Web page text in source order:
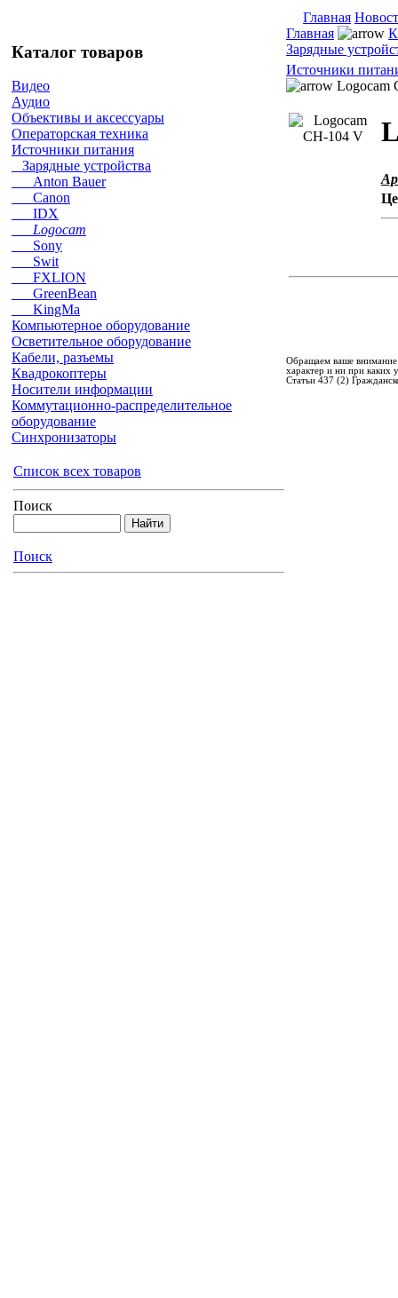
Главная
Каталог товаров
Видео
Аудио
Объективы и аксессуары
Операторская техника
Источники питания
Зарядные устройства
Anton Bauer
Canon
IDX
Logocam
Sony
Swit
FXLION
GreenBean
KingMa
Компьютерное оборудование
Осветительное оборудование
Кабели, разъемы
Квадрокоптеры
Носители информации
Коммутационно-распределительное
оборудование
Синхронизаторы
Список всех товаров
Поиск
Поиск
Главная
Зарядные
Источники
Logocam
Обращаем ваше
характер и ни при каких
Статьи 437 (2)